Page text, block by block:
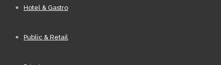
Hotel & Gastro
Public & Retail